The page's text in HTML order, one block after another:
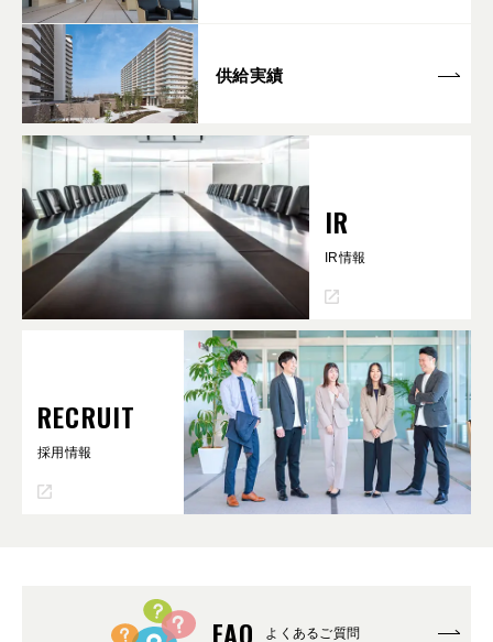
供給実績
IR
IR情報
RECRUIT
採用情報
FAQ よくあるご質問